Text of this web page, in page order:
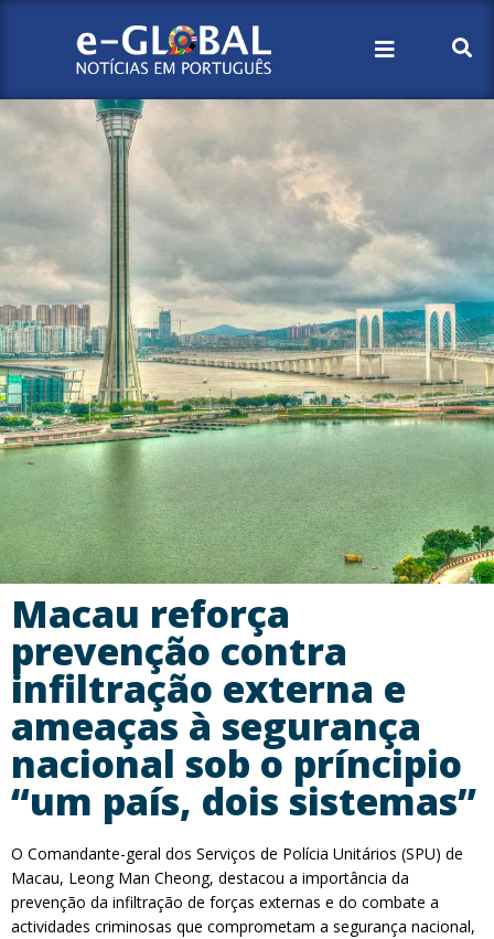
Macau reforça
prevenção contra
infiltração externa e
ameaças à segurança
nacional sob o príncipio
“um país, dois sistemas”
O Comandante-geral dos Serviços de Polícia Unitários (SPU) de
Macau, Leong Man Cheong, destacou a importância da
prevenção da infiltração de forças externas e do combate a
actividades criminosas que comprometam a segurança nacional,